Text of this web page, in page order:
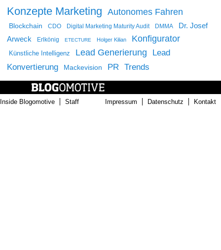
Konzepte Marketing Autonomes Fahren
Blockchain CDO Digital Marketing Maturity Audit DMMA
Dr. Josef
Arweck
Erlkönig ETECTURE Holger Kilian Konfigurator
Künstliche Intelligenz Lead Generierung
Lead
Konvertierung
Mackevision PR Trends
Inside Blogomotive Staff Impressum Datenschutz Kontakt